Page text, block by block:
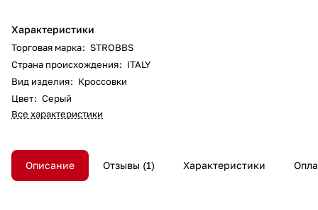
Характеристики
Торговая марка: STROBBS
Страна происхождения: ITALY
Вид изделия: Кроссовки
Цвет: Серый
Все характеристики
Описание Отзывы 1 Характеристики